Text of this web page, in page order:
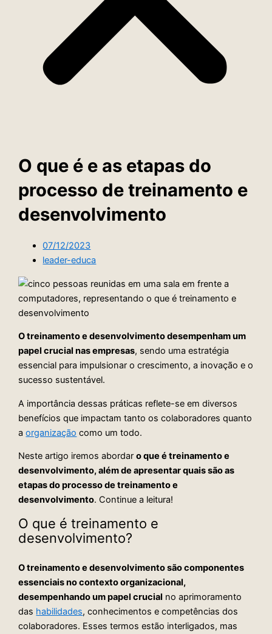
O que é e as etapas do
processo de treinamento e
desenvolvimento
07/12/2023
leader-educa
O treinamento e desenvolvimento desempenham um
papel crucial nas empresas, sendo uma estratégia
essencial para impulsionar o crescimento, a inovação e o
sucesso sustentável.
A importância dessas práticas reflete-se em diversos
benefícios que impactam tanto os colaboradores quanto
aorganização como um todo.
Neste artigo iremos abordaro que é treinamento e
desenvolvimento, além de apresentar quais são as
etapas do processo de treinamento e
desenvolvimento. Continue a leitura!
O que é treinamento e
desenvolvimento?
O treinamento e desenvolvimento são componentes
essenciais no contexto organizacional,
desempenhando um papel crucial no aprimoramento
das habilidades, conhecimentos e competências dos
colaboradores. Esses termos estão interligados, mas